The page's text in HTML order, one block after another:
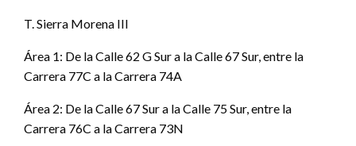
T. Sierra Morena III
Área 1: De la Calle 62 G Sur a la Calle 67 Sur, entre la
Carrera 77C a la Carrera 74A
Área 2: De la Calle 67 Sur a la Calle 75 Sur, entre la
Carrera 76C a la Carrera 73N